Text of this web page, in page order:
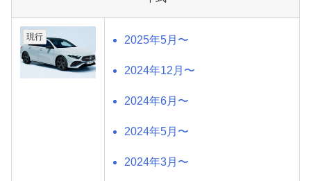
現行 2025年5月〜
2024年12月〜
2024年6月〜
2024年5月〜
2024年3月〜